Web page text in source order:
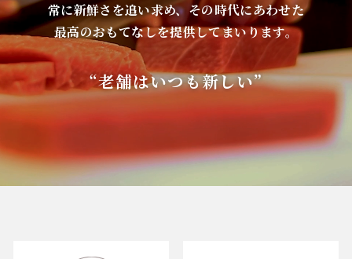
す
る
常に新鮮さを追い求め、その時代にあわせた
最高のおもてなしを提供してまいります。
“老舗はいつも新しい”